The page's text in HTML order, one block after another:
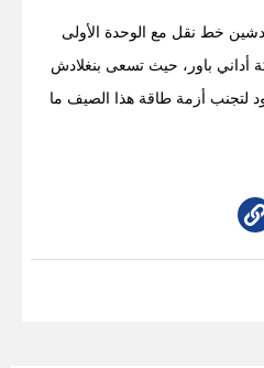
خط نقل مع الوحدة الأولى
أداني باور، حيث تسعى بنغلادش
لتجنب أزمة طاقة هذا الصيف ما